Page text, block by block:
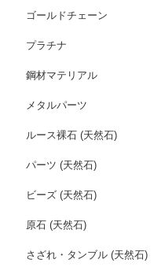
ゴールドチェーン
プラチナ
鋼材マテリアル
メタルパーツ
ルース裸石 (天然石)
パーツ (天然石)
ビーズ (天然石)
原石 (天然石)
さざれ・タンブル (天然石)